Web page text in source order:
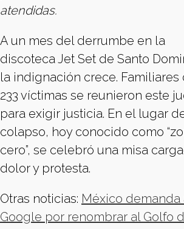
atendidas.
A un mes del derrumbe en la
discoteca Jet Set de Santo
la indignación crece. Familiares
233 víctimas se reunieron este
para exigir justicia. En el lugar
colapso, hoy conocido como
cero”, se celebró una misa
dolor y protesta.
Otras noticias: México demanda
Google por renombrar al Golfo